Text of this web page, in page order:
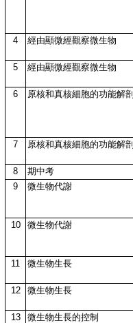
4 經由顯微經觀察微生物
5
經由顯微經觀察微生物
6
原核和真核細胞的功能解剖
7
原核和真核細胞的功能解剖
8
期中考
9
微生物代謝
10
微生物代謝
11 微生物生長
12 微生物生長
13
微生物生長的控制